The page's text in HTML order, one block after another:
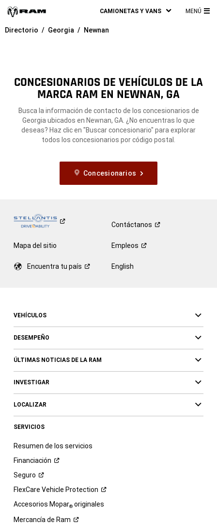
CAMIONETAS Y VANS MENÚ
Directorio Georgia Newnan
CONCESIONARIOS DE VEHÍCULOS DE LA
MARCA RAM EN NEWNAN, GA
Busca la información de contacto de los concesionarios de
Georgia ubicados en Newnan, GA. ¿No encuentras lo que
deseas? Haz clic en "Buscar concesionario" para explorar
todos los concesionarios por código postal.
Concesionarios
Contáctanos
Mapa del sitio Empleos
Encuentra tu país English
VEHÍCULOS
DESEMPEÑO
ÚLTIMAS NOTICIAS DE LA RAM
INVESTIGAR
LOCALIZAR
SERVICIOS
Resumen de los servicios
Financiación
Seguro
FlexCare Vehicle Protection
Accesorios Mopar®originales
Mercancía de Ram